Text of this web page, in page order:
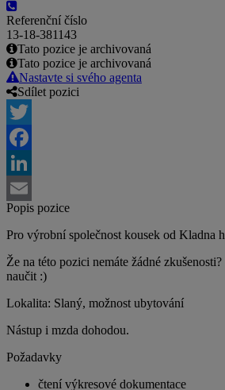
Referenční číslo
13-18-381143
Tato pozice je archivovaná
Tato pozice je archivovaná
Nastavte si svého agenta
Sdílet pozici
Twitter
Facebook
LinkedIn
Email
Popis pozice
Pro výrobní společnost kousek od Kladna
Že na této pozici nemáte žádné
naučit :)
Lokalita: Slaný, možnost ubytování
Nástup i mzda dohodou.
Požadavky
čtení výkresové dokumentace